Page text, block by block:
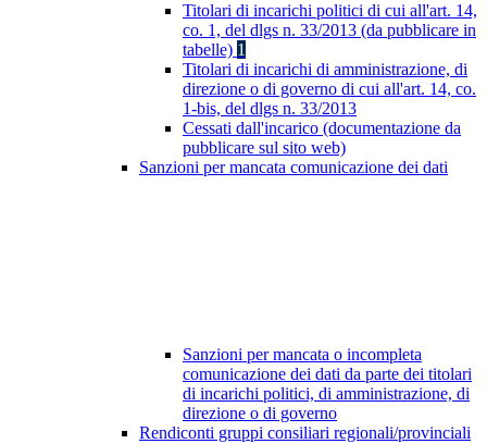
Titolari di incarichi politici di cui all'art. 14,
co. 1, del dlgs n. 33/2013 (da pubblicare in
tabelle) 1
Titolari di incarichi di amministrazione, di
direzione o di governo di cui all'art. 14, co.
1-bis, del dlgs n. 33/2013
Cessati dall'incarico (documentazione da
pubblicare sul sito web)
Sanzioni per mancata comunicazione dei dati
Sanzioni per mancata o incompleta
comunicazione dei dati da parte dei titolari
di incarichi politici, di amministrazione, di
direzione o di governo
Rendiconti gruppi consiliari regionali/provinciali